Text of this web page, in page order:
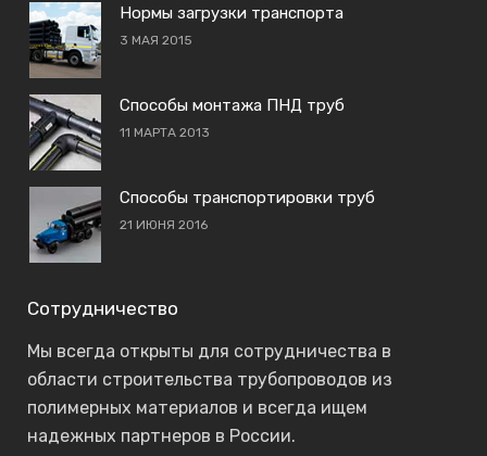
Нормы загрузки транспорта
3 МАЯ 2015
Способы монтажа ПНД труб
11 МАРТА 2013
Способы транспортировки труб
21 ИЮНЯ 2016
Сотрудничество
Мы всегда открыты для сотрудничества в
области строительства трубопроводов из
полимерных материалов и всегда ищем
надежных партнеров в России.